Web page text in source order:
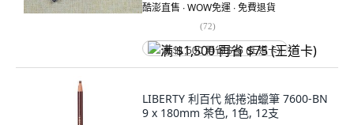
酷澎直售 ∙ WOW免運 ∙ 免費退貨
(72)
满 $1,500 再省 $75 (王道卡)
LIBERTY 利百代 紙捲油蠟筆 7600-BN
9 x 180mm 茶色, 1色, 12支